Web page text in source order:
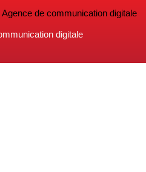
Agence de communication digitale